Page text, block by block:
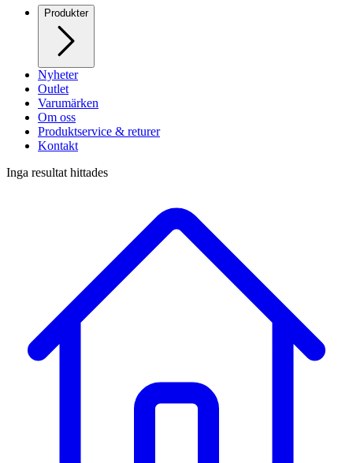
Produkter
Nyheter
Outlet
Varumärken
Om oss
Produktservice & returer
Kontakt
Inga resultat hittades